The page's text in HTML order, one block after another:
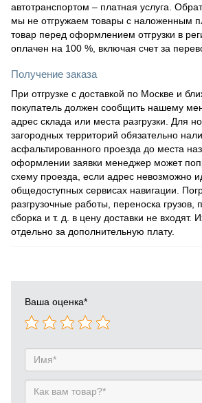
автотранспортом – платная услуга.
мы не отгружаем товары с наложенным
товар перед оформлением отгрузки в
оплачен на 100 %, включая счет за
Получение заказа
При отгрузке с доставкой по Москве и
покупатель должен сообщить нашему
адрес склада или места разгрузки. Для
загородных территорий обязательно
асфальтированного проезда до места
оформлении заявки менеджер может
схему проезда, если адрес невозможно
общедоступных сервисах навигации.
разгрузочные работы, переноска грузов,
сборка и т. д. в цену доставки не входят.
отдельно за дополнительную плату.
Ваша оценка*